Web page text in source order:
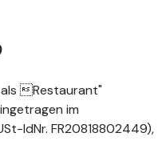
als Restaurant"
im
IdNr. FR20818802449),